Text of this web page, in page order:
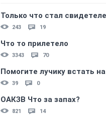
Только что стал
243 19
Что то прилетело
3343 70
Помогите лучику встать
39 0
ОАКЗВ Что за запах?
821 14